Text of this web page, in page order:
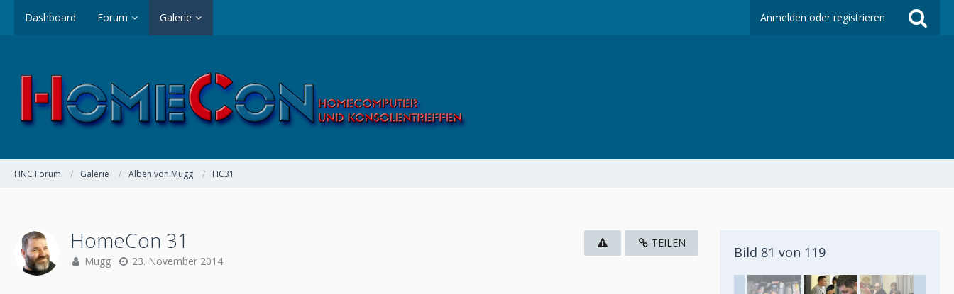
Dashboard Forum Galerie Anmelden oder registrieren
HNC Forum Galerie Alben von Mugg HC31
HomeCon 31
Mugg 23. November 2014
TEILEN
Bild 81 von 119